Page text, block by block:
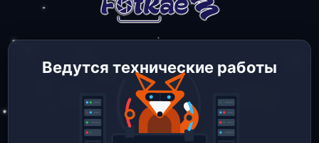
Ведутся технические работы